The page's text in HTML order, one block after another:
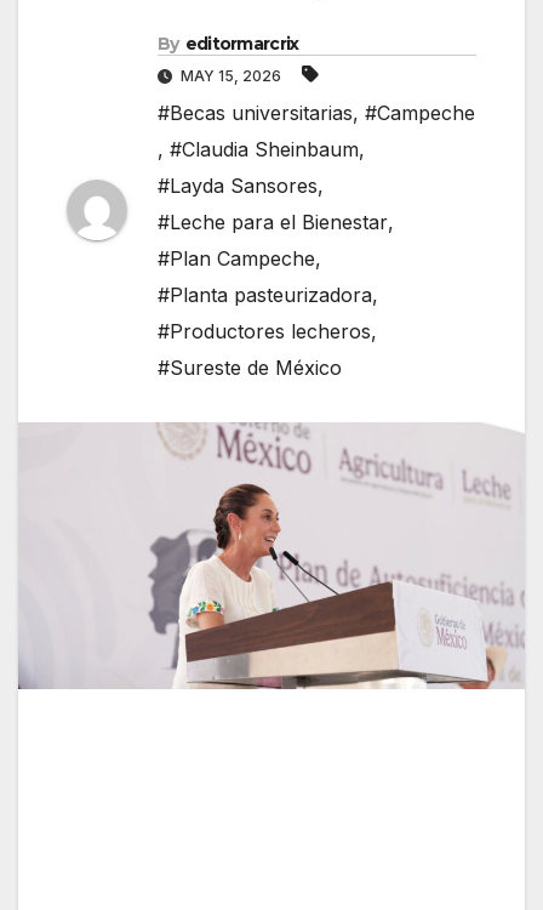
By editormarcrix
MAY 15, 2026
#Becas universitarias, #Campeche
, #Claudia Sheinbaum,
#Layda Sansores,
#Leche para el Bienestar,
#Plan Campeche,
#Planta pasteurizadora,
#Productores lecheros,
#Sureste de México